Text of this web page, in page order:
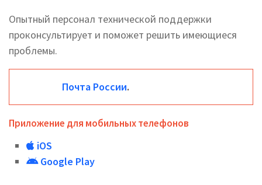
Опытный персонал технической поддержки
проконсультирует и поможет решить имеющиеся
проблемы.
Почта России.
Приложение для мобильных телефонов
iOS
Google Play